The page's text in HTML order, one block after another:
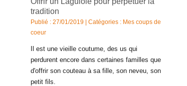
tradition
Publié : 27/01/2019 | Catégories : Mes coups de
coeur
Il est une vieille coutume, des us qui
perdurent encore dans certaines familles que
d'offrir son couteau à sa fille, son neveu, son
petit fils.